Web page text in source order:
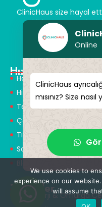
ClinicHaus size hayal
şekilde sunar ve size
Kendinize yeni
Hızlı Menü
Hakkımızda
Hizmetlerimiz
Tedaviler
Çözüm Ortakları
Tıbbi Tanışmanlar
Sağlık Turizmi
Blog
Tedaviler
Nöroşirürji & Omurga
Online
ClinicHaus
mısınız? Size
We use cookies to
experience on our
will assume